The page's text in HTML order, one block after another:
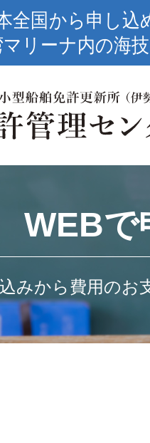
全国から申し
リーナ内の海
WEBで
みから費用のお